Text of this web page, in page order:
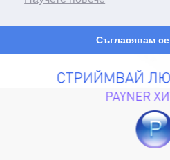
Съгласявам се